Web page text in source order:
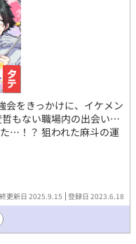
会をきっかけに、イケメン
もない職場内の出会い…
…！？ 狙われた麻斗の運
更新日 2025.9.15 登録日 2023.6.18